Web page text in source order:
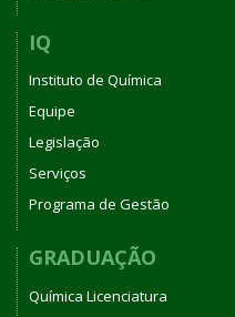
IQ
Instituto de Química
Equipe
Legislação
Serviços
Programa de Gestão
GRADUAÇÃO
Química Licenciatura